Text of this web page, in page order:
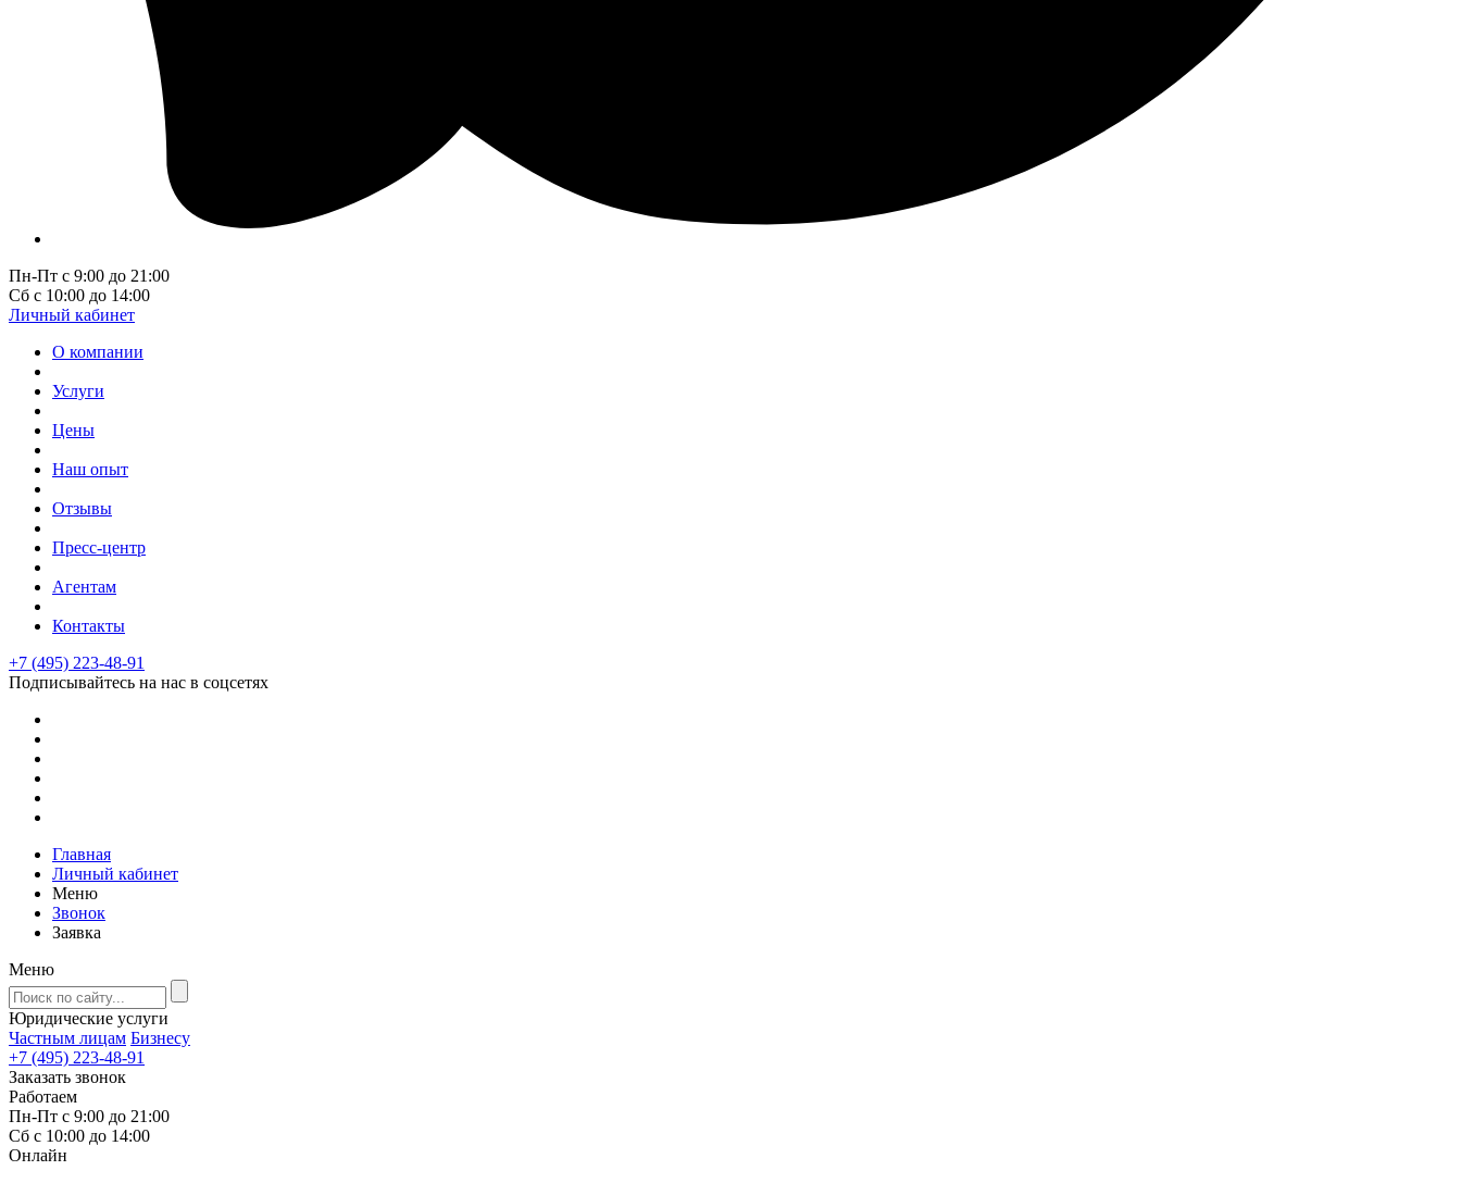
Пн-Пт с 9:00 до 21:00
Сб с 10:00 до 14:00
Личный кабинет
О компании
Услуги
Цены
Наш опыт
Отзывы
Пресс-центр
Агентам
Контакты
+7 (495) 223-48-91
Подписывайтесь на нас в соцсетях
Главная
Личный кабинет
Меню
Звонок
Заявка
Меню
Юридические услуги
Частным лицам Бизнесу
+7 (495) 223-48-91
Заказать звонок
Работаем
Пн-Пт с 9:00 до 21:00
Сб с 10:00 до 14:00
Онлайн